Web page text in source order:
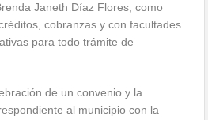
Janeth Díaz Flores, como
cobranzas y con facultades
para todo trámite de
de un convenio y la
al municipio con la